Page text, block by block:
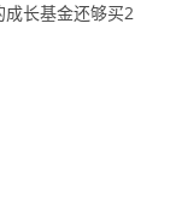
长基金还够买2